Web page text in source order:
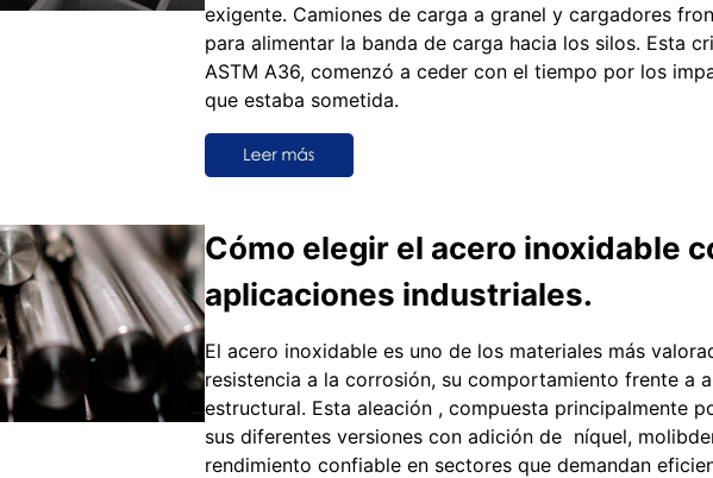
exigente. Camiones de carga a granel y cargadores
para alimentar la banda de carga hacia los silos. Esta
ASTM A36, comenzó a ceder con el tiempo por los
que estaba sometida.
Cómo elegir el acero inoxidable
aplicaciones industriales.
El acero inoxidable es uno de los materiales más
resistencia a la corrosión, su comportamiento frente a
estructural. Esta aleación , compuesta principalmente
sus diferentes versiones con adición de níquel,
rendimiento confiable en sectores que demandan